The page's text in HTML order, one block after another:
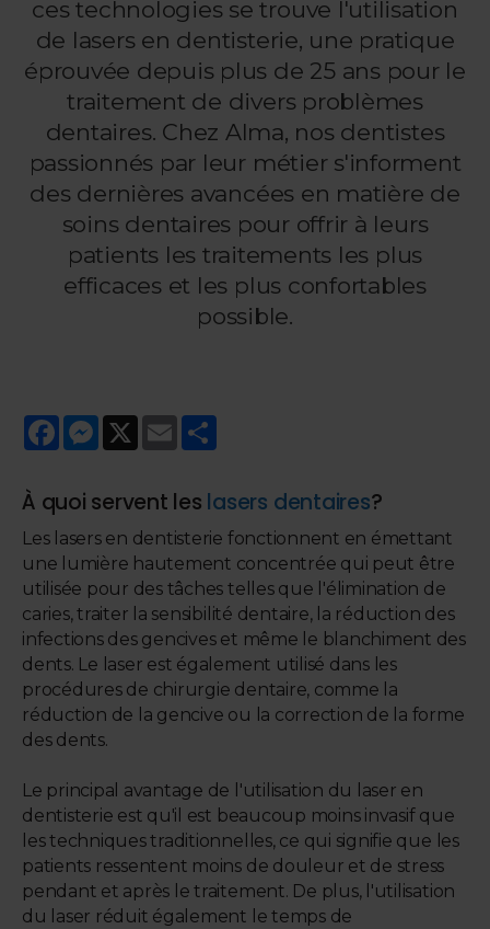
ces technologies se trouve l'utilisation
de lasers en dentisterie, une pratique
éprouvée depuis plus de 25 ans pour le
traitement de divers problèmes
dentaires. Chez Alma, nos dentistes
passionnés par leur métier s'informent
des dernières avancées en matière de
soins dentaires pour offrir à leurs
patients les traitements les plus
efficaces et les plus confortables
possible.
FacebookMessenger
X Email
À quoi servent les lasers dentaires?
Les lasers en dentisterie fonctionnent en émettant
une lumière hautement concentrée qui peut être
utilisée pour des tâches telles que l'élimination de
caries, traiter la sensibilité dentaire, la réduction des
infections des gencives et même le blanchiment des
dents. Le laser est également utilisé dans les
procédures de chirurgie dentaire, comme la
réduction de la gencive ou la correction de la forme
des dents.
Le principal avantage de l'utilisation du laser en
dentisterie est qu'il est beaucoup moins invasif que
les techniques traditionnelles, ce qui signifie que les
patients ressentent moins de douleur et de stress
pendant et après le traitement. De plus, l'utilisation
du laser réduit également le temps de